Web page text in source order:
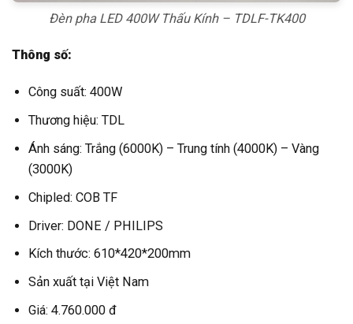
Đèn pha LED 400W Thấu Kính – TDLF-TK400
Thông số:
Công suất: 400W
Thương hiệu: TDL
Ánh sáng: Trắng (6000K) – Trung tính (4000K) – Vàng
(3000K)
Chipled: COB TF
Driver: DONE / PHILIPS
Kích thước: 610*420*200mm
Sản xuất tại Việt Nam
Giá: 4.760.000 đ